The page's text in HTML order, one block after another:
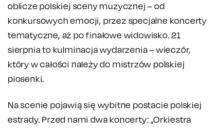
oblicze polskiej sceny muzycznej – od
konkursowych emocji, przez specjalne koncerty
tematyczne, aż po finałowe widowisko. 21
sierpnia to kulminacja wydarzenia – wieczór,
który w całości należy do mistrzów polskiej
piosenki.
Na scenie pojawią się wybitne postacie polskiej
estrady. Przed nami dwa koncerty: „Orkiestra